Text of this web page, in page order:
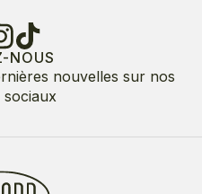
NOUS
nouvelles sur nos
sociaux